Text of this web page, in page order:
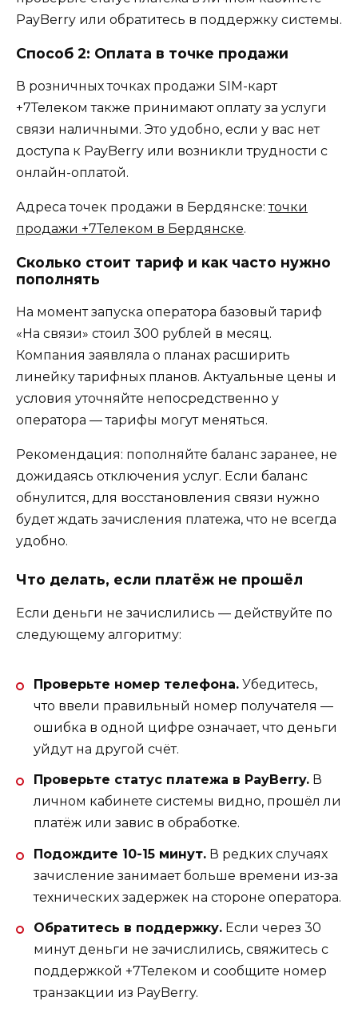
PayBerry или обратитесь в поддержку системы.
Способ 2: Оплата в точке продажи
В розничных точках продажи SIM-карт
+7Телеком также принимают оплату за услуги
связи наличными. Это удобно, если у вас нет
доступа к PayBerry или возникли трудности с
онлайн-оплатой.
Адреса точек продажи в Бердянске:точки
продажи +7Телеком в Бердянске.
Сколько стоит тариф и как часто нужно
пополнять
На момент запуска оператора базовый тариф
«На связи» стоил 300 рублей в месяц.
Компания заявляла о планах расширить
линейку тарифных планов. Актуальные цены и
условия уточняйте непосредственно у
оператора — тарифы могут меняться.
Рекомендация: пополняйте баланс заранее, не
дожидаясь отключения услуг. Если баланс
обнулится, для восстановления связи нужно
будет ждать зачисления платежа, что не всегда
удобно.
Что делать, если платёж не прошёл
Если деньги не зачислились — действуйте по
следующему алгоритму:
Проверьте номер телефона. Убедитесь,
что ввели правильный номер получателя —
ошибка в одной цифре означает, что деньги
уйдут на другой счёт.
Проверьте статус платежа в PayBerry. В
личном кабинете системы видно, прошёл ли
платёж или завис в обработке.
Подождите 10-15 минут. В редких случаях
зачисление занимает больше времени из-за
технических задержек на стороне оператора.
Обратитесь в поддержку. Если через 30
минут деньги не зачислились, свяжитесь с
поддержкой +7Телеком и сообщите номер
транзакции из PayBerry.